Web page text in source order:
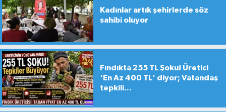
Kadınlar artık şehirlerde söz
sahibi oluyor
Fındıkta 255 TL Şoku! Üretici
'En Az 400 TL' diyor; Vatandaş
tepkili...